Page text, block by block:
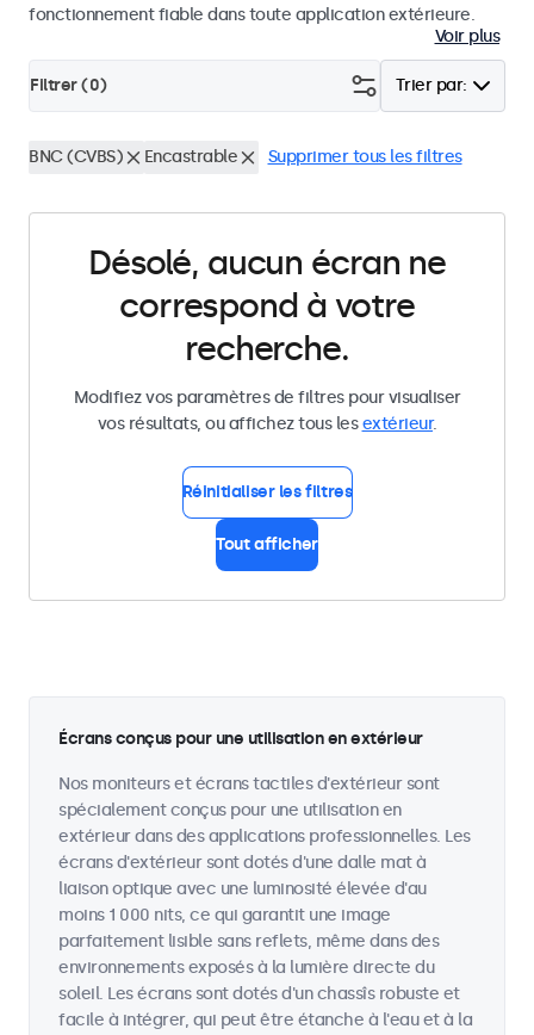
fonctionnement fiable dans toute application extérieure.
Voir plus
Trier par:
Filtrer (0)
BNC (CVBS) Encastrable Supprimer tous les filtres
Désolé, aucun écran ne
correspond à votre
recherche.
Modifiez vos paramètres de filtres pour visualiser
vos résultats, ou affichez tous lesextérieur.
Réinitialiser les filtres
Tout afficher
Écrans conçus pour une utilisation en extérieur
Nos moniteurs et écrans tactiles d'extérieur sont
spécialement conçus pour une utilisation en
extérieur dans des applications professionnelles. Les
écrans d'extérieur sont dotés d'une dalle mat à
liaison optique avec une luminosité élevée d'au
moins 1 000 nits, ce qui garantit une image
parfaitement lisible sans reflets, même dans des
environnements exposés à la lumière directe du
soleil. Les écrans sont dotés d'un chassîs robuste et
facile à intégrer, qui peut être étanche à l'eau et à la